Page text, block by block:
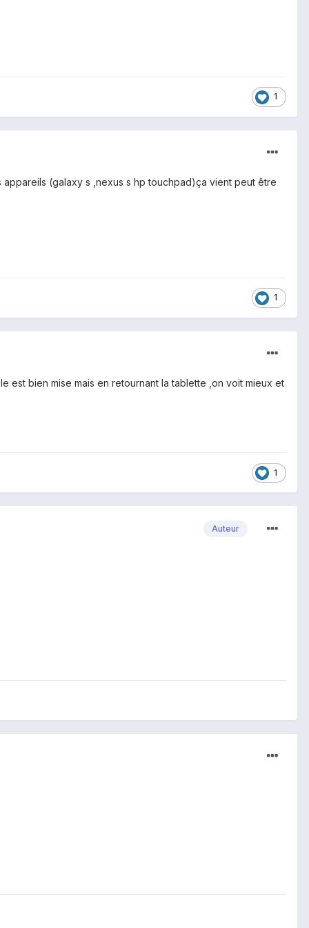
1
(galaxy s ,nexus s hp touchpad)ça vient peut être
1
bien mise mais en retournant la tablette ,on voit mieux et
1
Auteur